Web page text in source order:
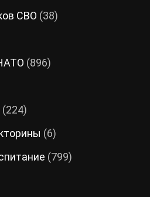
СВО (38)
(896)
(224)
(6)
(799)